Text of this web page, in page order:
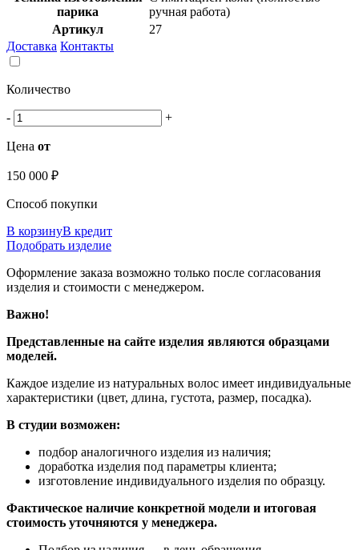
парика
ручная работа)
Артикул
27
Доставка Контакты
Количество
- +
Цена от
150 000 ₽
Способ покупки
В корзинуВ кредит
Подобрать изделие
Оформление заказа возможно только после согласования
изделия и стоимости с менеджером.
Важно!
Представленные на сайте изделия являются образцами
моделей.
Каждое изделие из натуральных волос имеет индивидуальные
характеристики (цвет, длина, густота, размер, посадка).
В студии возможен:
подбор аналогичного изделия из наличия;
доработка изделия под параметры клиента;
изготовление индивидуального изделия по образцу.
Фактическое наличие конкретной модели и итоговая
стоимость уточняются у менеджера.